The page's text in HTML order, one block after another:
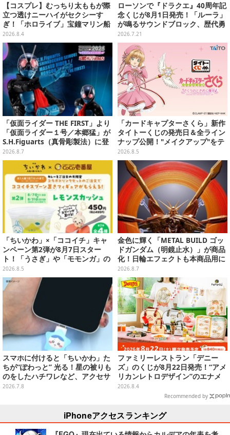
【コスプレ】むっちり太ももが際
立つ透けニーハイがセクシーす
ぎ！「ホロライブ」宝鐘マリン船
長が反則級の可愛いへそ出し姿で
魅せる【写真8枚】
2026.8.4
ローソンで『ドラクエ』40周年記
念くじが8月1日発売！「ルーラ」
が鳴るサウンドブロック、歴代勇
者＆スライムのフィギュアなど、
シリーズを振り返る景品盛りだく
さん
2026.7.21
「仮面ライダー THE FIRST」より
「仮面ライダー１号／本郷猛」が
S.H.Figuarts（真骨彫製法）に登
場！8月18日より予約受付開始
2026.8.7
「カードキャプターさくら」新作
タイトーくじの発売日＆全ライン
ナップ公開！"メイクアップ"をテ
ーマに、日常でも使いたくなるア
イテムがズラリ
2026.8.5
「ちいかわ」×「ココイチ」キャ
ンペーン第2弾が8月7日スター
ト！「うさぎ」や「モモンガ」の
スプーン置きをGETしよう
2026.8.5
金色に輝く「METAL BUILD ゴッ
ドガンダム（明鏡止水）」が商品
化！日輪エフェクトも本商品用に
刷新した豪華仕様
2026.8.7
スマホに付けると「ちいかわ」た
ちが“ぽわっと” 光る！星の被りも
のをしたハチワレなど、アクセサ
リーピン全3種
2026.7.8
ファミリーレストラン「デニー
ズ」のくじが8月22日発売！“アメ
リカンレトロデザイン”のエナメ
ルバッグやTシャツなど、日常使
いできるグッズを用意
2026.8.4
Recommended by
iPhoneアクセスランキング